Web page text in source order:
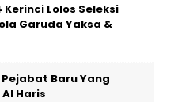
Kerinci Lolos Seleksi
Garuda Yaksa &
Baru Yang
Haris